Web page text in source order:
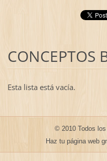
CONCEPTOS
Esta lista está vacía.
© 2010 Todos los
Haz tu página web